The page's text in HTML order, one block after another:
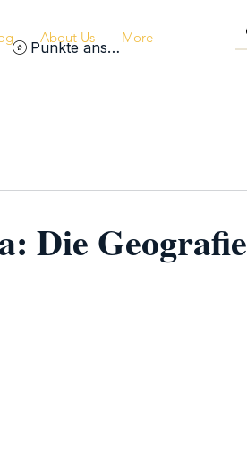
About Us More
Punkte ansehen
Die Geografie